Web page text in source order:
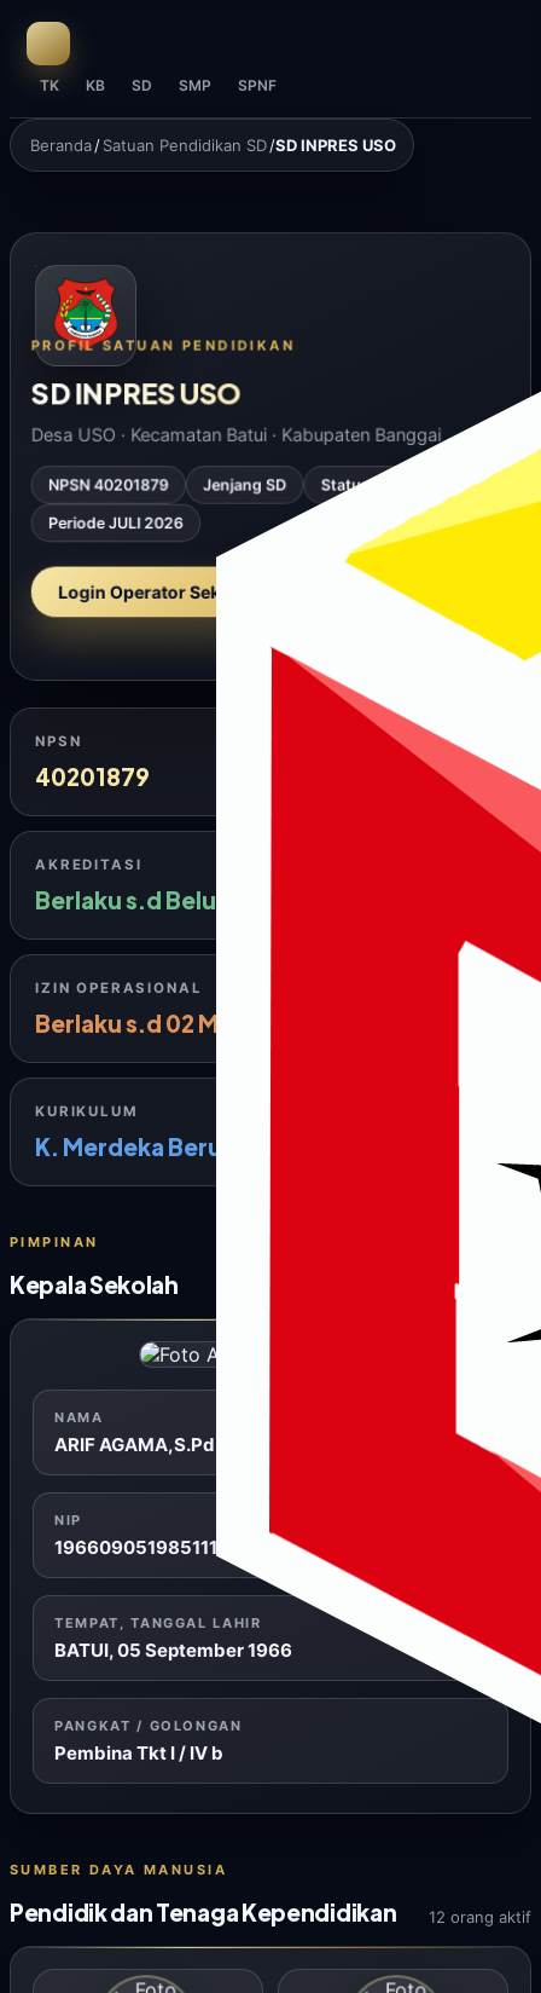
TK KB SD SMP SPNF
Beranda/Satuan Pendidikan SD/SD INPRES USO
PROFIL SATUAN PENDIDIKAN
SD INPRES USO
Desa USO · Kecamatan Batui · Kabupaten Banggai
NPSN 40201879 Jenjang SD Status Negeri
Login Operator Sekolah →
NPSN
40201879
AKREDITASI
Berlaku s.d Belum diisi
IZIN OPERASIONAL
Berlaku s.d 02 Maret 2026
KURIKULUM
K. Merdeka Berubah
PIMPINAN
Kepala Sekolah SD INPRES USO
NAMA
ARIF AGAMA,S.Pd.SD
NIP
196609051985111001
TEMPAT, TANGGAL LAHIR
BATUI, 05 September 1966
PANGKAT / GOLONGAN
Pembina Tkt I / IV b
SUMBER DAYA MANUSIA
Pendidik dan Tenaga Kependidikan 12 orang aktif